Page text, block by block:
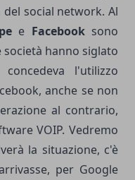
social network. Al
e Facebook sono
hanno siglato
l'utilizzo
anche se non
al contrario,
VOIP. Vedremo
la situazione, c'è
per Google